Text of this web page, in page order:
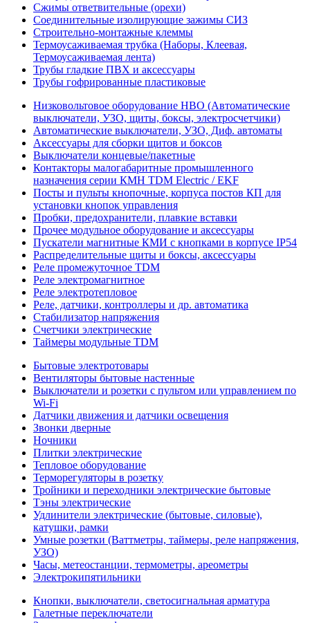
Сжимы ответвительные (орехи)
Соединительные изолирующие зажимы СИЗ
Строительно-монтажные клеммы
Термоусаживаемая трубка (Наборы, Клеевая,
Термоусаживаемая лента)
Трубы гладкие ПВХ и аксессуары
Трубы гофрированные пластиковые
Низковольтовое оборудование НВО (Автоматические
выключатели, УЗО, щиты, боксы, электросчетчики)
Автоматические выключатели, УЗО, Диф. автоматы
Аксессуары для сборки щитов и боксов
Выключатели концевые/пакетные
Контакторы малогабаритные промышленного
назначения серии КМН TDM Electric / EKF
Посты и пульты кнопочные, корпуса постов КП для
установки кнопок управления
Пробки, предохранители, плавкие вставки
Прочее модульное оборудование и аксессуары
Пускатели магнитные КМИ с кнопками в корпусе IP54
Распределительные щиты и боксы, аксессуары
Реле промежуточное TDM
Реле электромагнитное
Реле электротепловое
Реле, датчики, контроллеры и др. автоматика
Стабилизатор напряжения
Счетчики электрические
Таймеры модульные TDM
Бытовые электротовары
Вентиляторы бытовые настенные
Выключатели и розетки с пультом или управлением по
Wi-Fi
Датчики движения и датчики освещения
Звонки дверные
Ночники
Плитки электрические
Тепловое оборудование
Терморегуляторы в розетку
Тройники и переходники электрические бытовые
Тэны электрические
Удлинители электрические (бытовые, силовые),
катушки, рамки
Умные розетки (Ваттметры, таймеры, реле напряжения,
УЗО)
Часы, метеостанции, термометры, ареометры
Электрокипятильники
Кнопки, выключатели, светосигнальная арматура
Галетные переключатели